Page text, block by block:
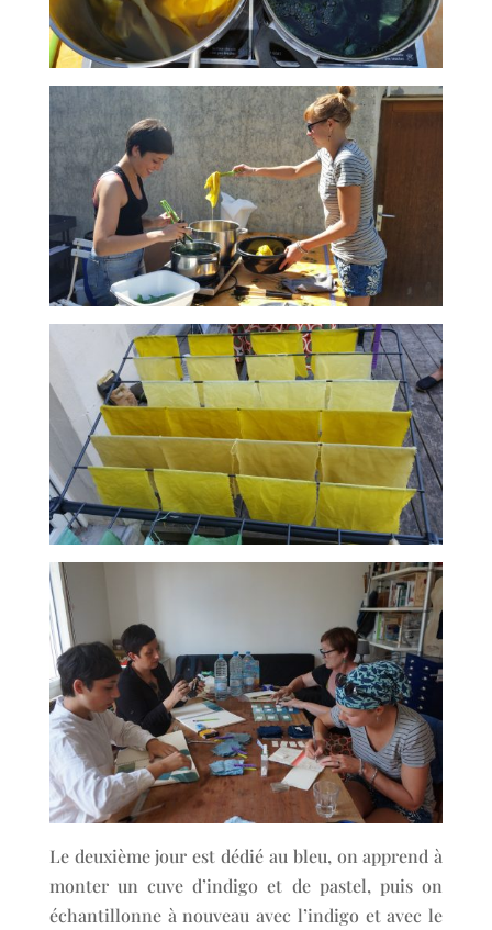
Le deuxième jour est dédié au bleu, on apprend à
monter un cuve d’indigo et de pastel, puis on
échantillonne à nouveau avec l’indigo et avec le